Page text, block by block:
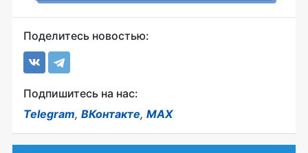
Поделитесь новостью:
Подпишитесь на нас:
Telegram, ВКонтакте, MAX